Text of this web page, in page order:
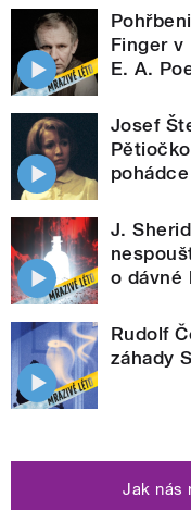
Finger v
E. A.
Josef
J.
o dávné
Rudolf
záhady
Jak nás